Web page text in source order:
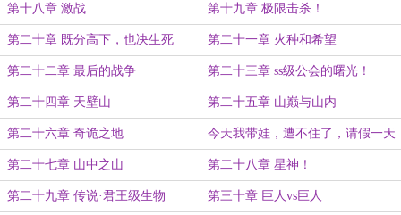
第十八章 激战 第十九章 极限击杀！
第二十章 既分高下，也决生死 第二十一章 火种和希望
第二十二章 最后的战争 第二十三章 ss级公会的曙光！
第二十四章 天壁山 第二十五章 山巅与山内
第二十六章 奇诡之地 今天我带娃，遭不住了，请假一天
第二十七章 山中之山 第二十八章 星神！
第二十九章 传说·君王级生物 第三十章 巨人vs巨人